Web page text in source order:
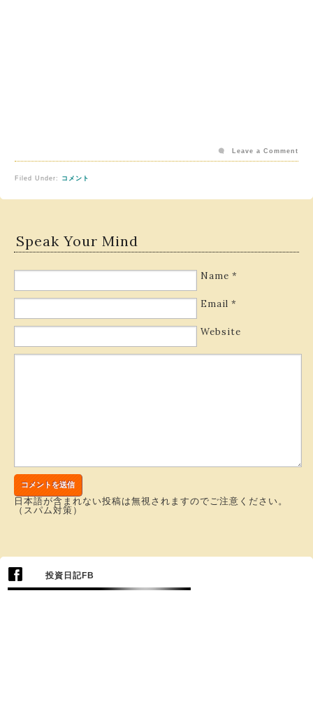
Filed Under: コメント
Leave a Comment
Speak Your Mind
Name *
Email *
Website
日本語が含まれない投稿は無視されますのでご注意ください。
（スパム対策）
投資日記FB